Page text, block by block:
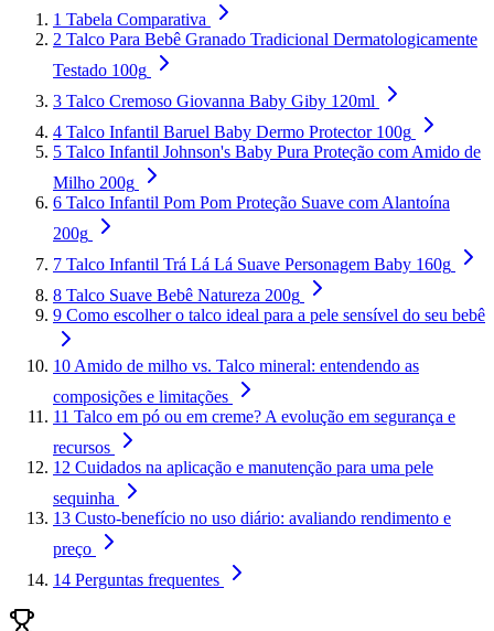
1 Tabela Comparativa
2 Talco Para Bebê Granado Tradicional Dermatologicamente
Testado 100g
3 Talco Cremoso Giovanna Baby Giby 120ml
4 Talco Infantil Baruel Baby Dermo Protector 100g
5 Talco Infantil Johnson's Baby Pura Proteção com Amido de
Milho 200g
6 Talco Infantil Pom Pom Proteção Suave com Alantoína
200g
7 Talco Infantil Trá Lá Lá Suave Personagem Baby 160g
8 Talco Suave Bebê Natureza 200g
9 Como escolher o talco ideal para a pele sensível do seu bebê
10 Amido de milho vs. Talco mineral: entendendo as
composições e limitações
11 Talco em pó ou em creme? A evolução em segurança e
recursos
12 Cuidados na aplicação e manutenção para uma pele
sequinha
13 Custo-benefício no uso diário: avaliando rendimento e
preço
14 Perguntas frequentes